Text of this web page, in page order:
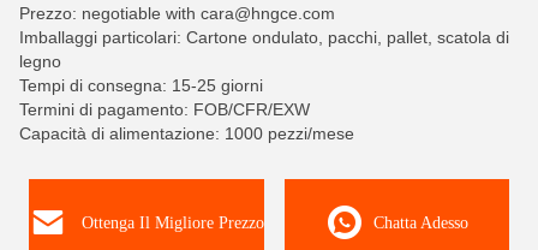
Prezzo: negotiable with cara@hngce.com
Imballaggi particolari: Cartone ondulato, pacchi, pallet, scatola di
legno
Tempi di consegna: 15-25 giorni
Termini di pagamento: FOB/CFR/EXW
Capacità di alimentazione: 1000 pezzi/mese
Ottenga Il Migliore Prezzo Chatta Adesso